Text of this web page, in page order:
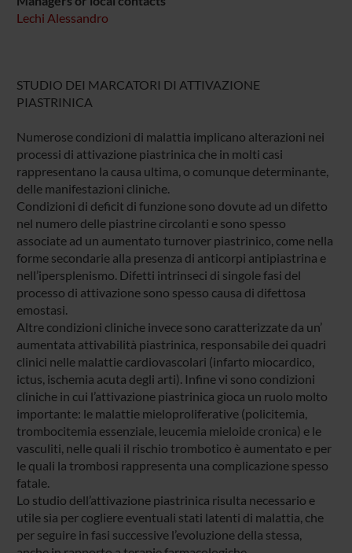
Lechi Alessandro
STUDIO DEI MARCATORI DI ATTIVAZIONE
PIASTRINICA
Numerose condizioni di malattia implicano alterazioni nei
processi di attivazione piastrinica che in molti casi
rappresentano la causa ultima, o comunque determinante,
delle manifestazioni cliniche.
Condizioni di deficit di funzione sono dovute ad un difetto
nel numero delle piastrine circolanti e sono spesso
associate ad un aumentato turnover piastrinico, come nella
forme secondarie alla presenza di anticorpi antipiastrina e
nell’ipersplenismo. Difetti intrinseci di singole fasi del
processo di attivazione sono spesso causa di difettosa
emostasi.
Altre condizioni cliniche invece sono caratterizzate da un’
aumentata attivabilità piastrinica, responsabile dei quadri
clinici nelle malattie cardiovascolari (infarto miocardico,
ictus, ischemia acuta degli arti). Infine vi sono condizioni
cliniche in cui l’attivazione piastrinica gioca un ruolo molto
importante: le malattie mieloproliferative (policitemia,
trombocitemia essenziale, leucemia mieloide cronica) e le
vasculiti, nelle quali il rischio trombotico è aumentato e per
le quali la trombosi rappresenta una complicazione spesso
fatale.
Lo studio dell’attivazione piastrinica risulta necessario e
utile sia per cogliere eventuali stati latenti di malattia, che
per seguire in fasi successive l’evoluzione della stessa,